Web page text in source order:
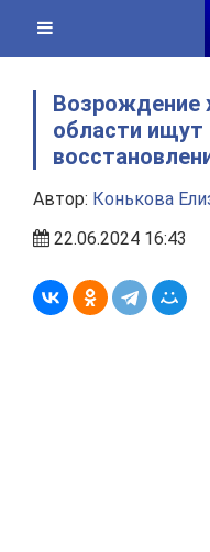
content
Возрождение
области
Автор: Конькова
22.06.2024 16:43